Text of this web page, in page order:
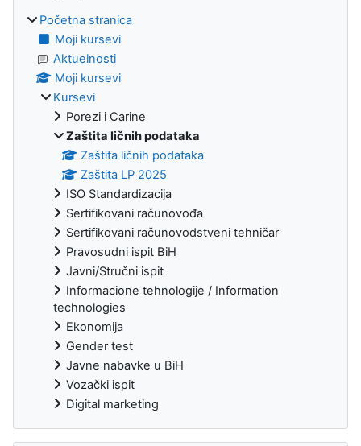
Početna stranica
Moji kursevi
Aktuelnosti
Moji kursevi
Kursevi
Porezi i Carine
Zaštita ličnih podataka
Zaštita ličnih podataka
Zaštita LP 2025
ISO Standardizacija
Sertifikovani računovođa
Sertifikovani računovodstveni tehničar
Pravosudni ispit BiH
Javni/Stručni ispit
Informacione tehnologije / Information
technologies
Ekonomija
Gender test
Javne nabavke u BiH
Vozački ispit
Digital marketing